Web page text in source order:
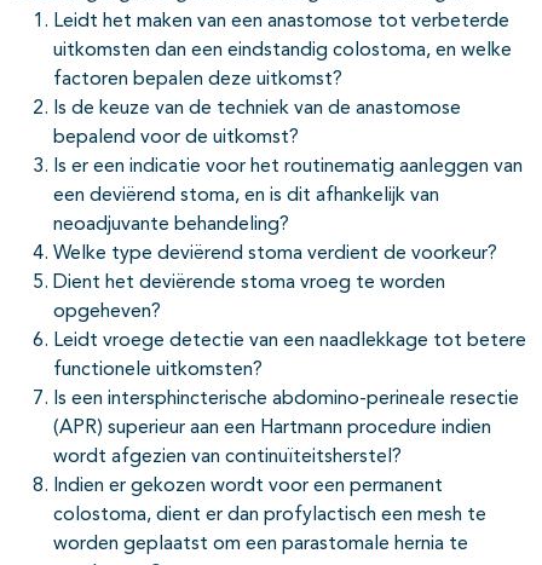
Leidt het maken van een anastomose tot verbeterde
uitkomsten dan een eindstandig colostoma, en welke
factoren bepalen deze uitkomst?
Is de keuze van de techniek van de anastomose
bepalend voor de uitkomst?
Is er een indicatie voor het routinematig aanleggen van
een deviërend stoma, en is dit afhankelijk van
neoadjuvante behandeling?
Welke type deviërend stoma verdient de voorkeur?
Dient het deviërende stoma vroeg te worden
opgeheven?
Leidt vroege detectie van een naadlekkage tot betere
functionele uitkomsten?
Is een intersphincterische abdomino-perineale resectie
(APR) superieur aan een Hartmann procedure indien
wordt afgezien van continuïteitsherstel?
Indien er gekozen wordt voor een permanent
colostoma, dient er dan profylactisch een mesh te
worden geplaatst om een parastomale hernia te